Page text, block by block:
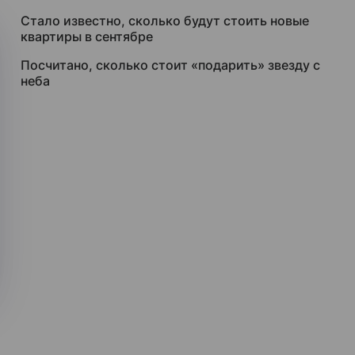
Стало известно, сколько будут стоить новые
квартиры в сентябре
Посчитано, сколько стоит «подарить» звезду с
неба